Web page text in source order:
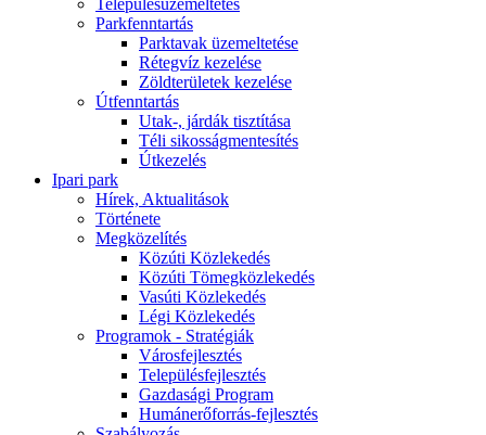
Településüzemeltetés
Parkfenntartás
Parktavak üzemeltetése
Rétegvíz kezelése
Zöldterületek kezelése
Útfenntartás
Utak-, járdák tisztítása
Téli sikosságmentesítés
Útkezelés
Ipari park
Hírek, Aktualitások
Története
Megközelítés
Közúti Közlekedés
Közúti Tömegközlekedés
Vasúti Közlekedés
Légi Közlekedés
Programok - Stratégiák
Városfejlesztés
Településfejlesztés
Gazdasági Program
Humánerőforrás-fejlesztés